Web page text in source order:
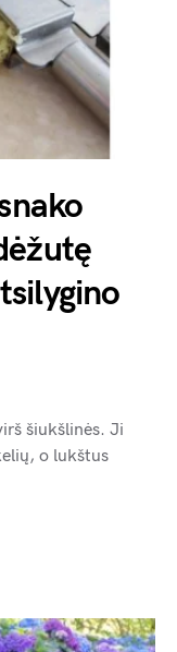
šiukšlinės. Ji
o lukštus